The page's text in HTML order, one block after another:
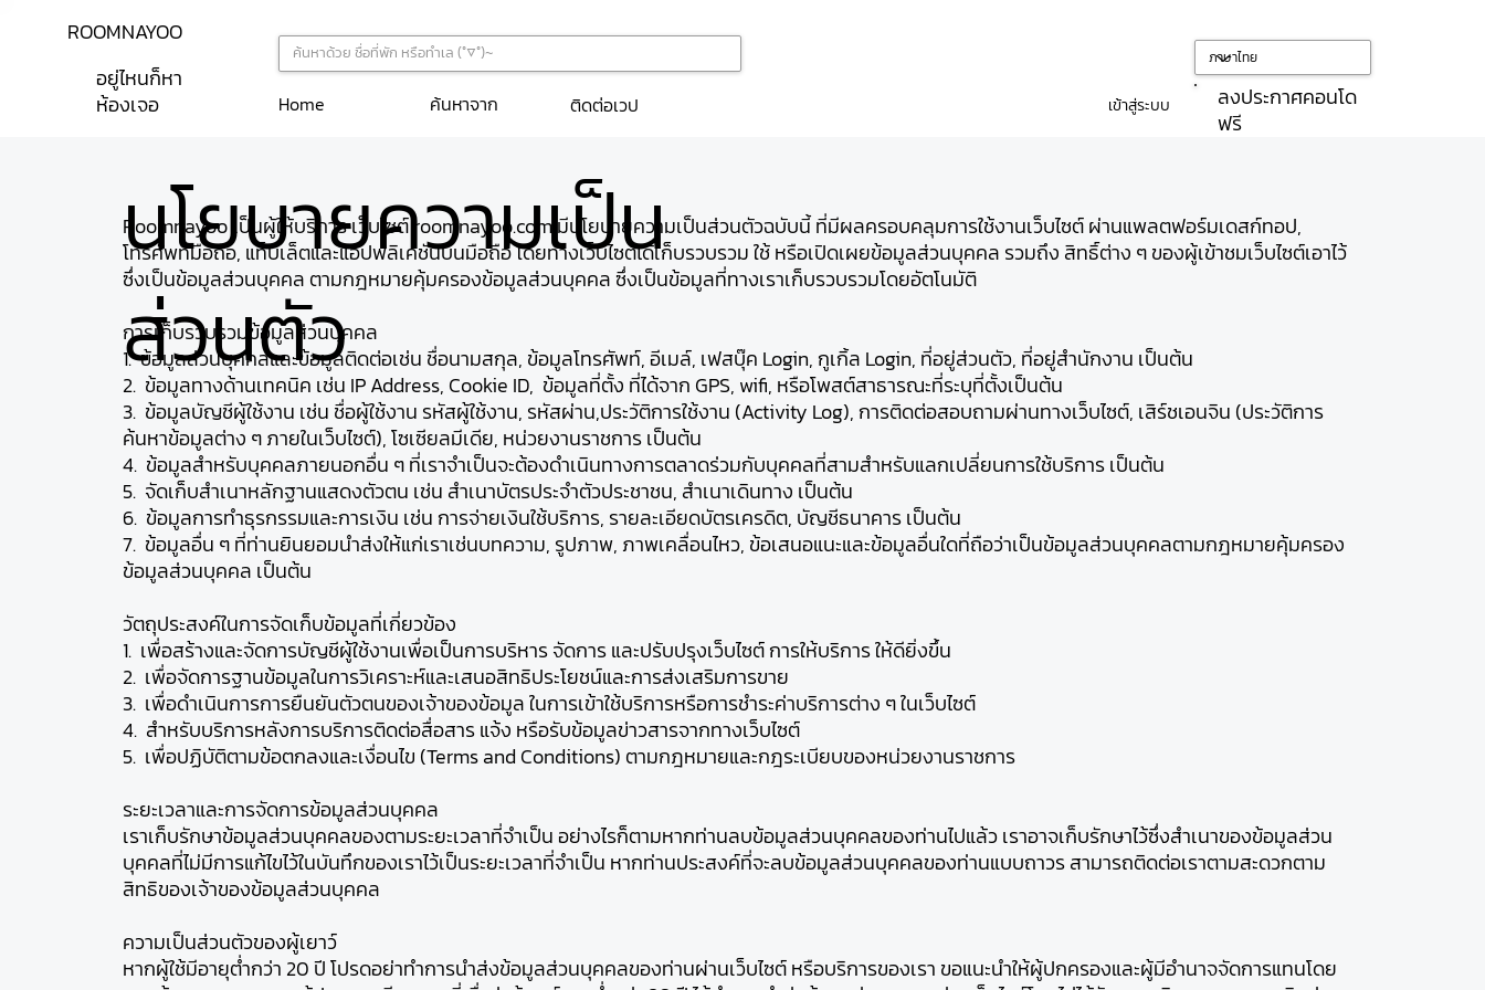
ติดต่อเวป
Home ค้นหาจาก เข้าสู่ระบบ
ลงประกาศคอนโด
ฟรี
ROOMNAYOO
อยู่ไหนก็หา
ห้องเจอ
นโยบายความเป็น
ส่วนตัว
Roomnayoo เป็นผู้ให้บริการ เว็บไซต์ roomnayoo.com มีนโยบายความเป็นส่วนตัวฉบับนี้ ที่มีผลครอบคลุมการใช้งานเว็บไซต์ ผ่านแพลตฟอร์มเดสก์ทอป,
โทรศัพท์มือถือ, แท็บเล็ตและแอปพลิเคชันบนมือถือ โดยทางเว็บไซต์ได้เก็บรวบรวม ใช้ หรือเปิดเผยข้อมูลส่วนบุคคล รวมถึง สิทธิ์ต่าง ๆ ของผู้เข้าชมเว็บไซต์เอาไว้
ซึ่งเป็นข้อมูลส่วนบุคคล ตามกฎหมายคุ้มครองข้อมูลส่วนบุคคล ซึ่งเป็นข้อมูลที่ทางเราเก็บรวบรวมโดยอัตโนมัติ
การเก็บรวบรวมข้อมูลส่วนบุคคล
1. ข้อมูลส่วนบุคคลและข้อมูลติดต่อเช่น ชื่อนามสกุล, ข้อมูลโทรศัพท์, อีเมล์, เฟสบุ๊ค Login, กูเกิ้ล Login, ที่อยู่ส่วนตัว, ที่อยู่สำนักงาน เป็นต้น
2. ข้อมูลทางด้านเทคนิค เช่น IP Address, Cookie ID, ข้อมูลที่ตั้ง ที่ได้จาก GPS, wifi, หรือโพสต์สาธารณะที่ระบุที่ตั้งเป็นต้น
3. ข้อมูลบัญชีผู้ใช้งาน เช่น ชื่อผู้ใช้งาน รหัสผู้ใช้งาน, รหัสผ่าน,ประวัติการใช้งาน (Activity Log), การติดต่อสอบถามผ่านทางเว็บไซต์, เสิร์ชเอนจิน (ประวัติการ
ค้นหาข้อมูลต่าง ๆ ภายในเว็บไซต์), โซเซียลมีเดีย, หน่วยงานราชการ เป็นต้น
4. ข้อมูลสำหรับบุคคลภายนอกอื่น ๆ ที่เราจำเป็นจะต้องดำเนินทางการตลาดร่วมกับบุคคลที่สามสำหรับแลกเปลี่ยนการใช้บริการ เป็นต้น
5. จัดเก็บสำเนาหลักฐานแสดงตัวตน เช่น สำเนาบัตรประจำตัวประชาชน, สำเนาเดินทาง เป็นต้น
6. ข้อมูลการทำธุรกรรมและการเงิน เช่น การจ่ายเงินใช้บริการ, รายละเอียดบัตรเครดิต, บัญชีธนาคาร เป็นต้น
7. ข้อมูลอื่น ๆ ที่ท่านยินยอมนำส่งให้แก่เราเช่นบทความ, รูปภาพ, ภาพเคลื่อนไหว, ข้อเสนอแนะและข้อมูลอื่นใดที่ถือว่าเป็นข้อมูลส่วนบุคคลตามกฎหมายคุ้มครอง
ข้อมูลส่วนบุคคล เป็นต้น
วัตถุประสงค์ในการจัดเก็บข้อมูลที่เกี่ยวข้อง
1. เพื่อสร้างและจัดการบัญชีผู้ใช้งานเพื่อเป็นการบริหาร จัดการ และปรับปรุงเว็บไซต์ การให้บริการ ให้ดียิ่งขึ้น
2. เพื่อจัดการฐานข้อมูลในการวิเคราะห์และเสนอสิทธิประโยชน์และการส่งเสริมการขาย
3. เพื่อดำเนินการการยืนยันตัวตนของเจ้าของข้อมูล ในการเข้าใช้บริการหรือการชำระค่าบริการต่าง ๆ ในเว็บไซต์
4. สำหรับบริการหลังการบริการติดต่อสื่อสาร แจ้ง หรือรับข้อมูลข่าวสารจากทางเว็บไซต์
5. เพื่อปฏิบัติตามข้อตกลงและเงื่อนไข (Terms and Conditions) ตามกฎหมายและกฎระเบียบของหน่วยงานราชการ
ระยะเวลาและการจัดการข้อมูลส่วนบุคคล
เราเก็บรักษาข้อมูลส่วนบุคคลของตามระยะเวลาที่จำเป็น อย่างไรก็ตามหากท่านลบข้อมูลส่วนบุคคลของท่านไปแล้ว เราอาจเก็บรักษาไว้ซึ่งสำเนาของข้อมูลส่วน
บุคคลที่ไม่มีการแก้ไขไว้ในบันทึกของเราไว้เป็นระยะเวลาที่จำเป็น หากท่านประสงค์ที่จะลบข้อมูลส่วนบุคคลของท่านแบบถาวร สามารถติดต่อเราตามสะดวกตาม
สิทธิของเจ้าของข้อมูลส่วนบุคคล
ความเป็นส่วนตัวของผู้เยาว์
หากผู้ใช้มีอายุต่ำกว่า 20 ปี โปรดอย่าทำการนำส่งข้อมูลส่วนบุคคลของท่านผ่านเว็บไซต์ หรือบริการของเรา ขอแนะนำให้ผู้ปกครองและผู้มีอำนาจจัดการแทนโดย